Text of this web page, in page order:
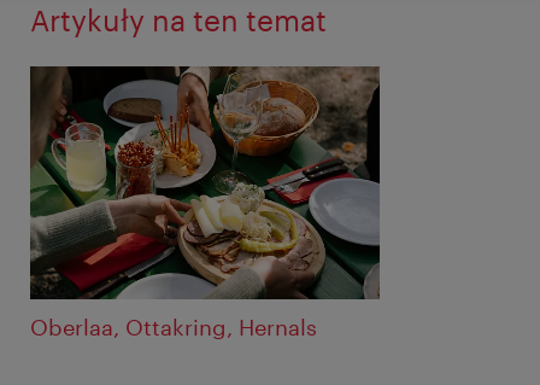
Artykuły na ten temat
Oberlaa, Ottakring, Hernals